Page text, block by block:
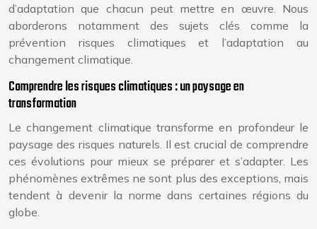
d’adaptation que chacun peut mettre en œuvre. Nous
aborderons notamment des sujets clés comme la
prévention risques climatiques et l’adaptation au
changement climatique.
Comprendre les risques climatiques : un paysage en
transformation
Le changement climatique transforme en profondeur le
paysage des risques naturels. Il est crucial de comprendre
ces évolutions pour mieux se préparer et s’adapter. Les
phénomènes extrêmes ne sont plus des exceptions, mais
tendent à devenir la norme dans certaines régions du
globe.